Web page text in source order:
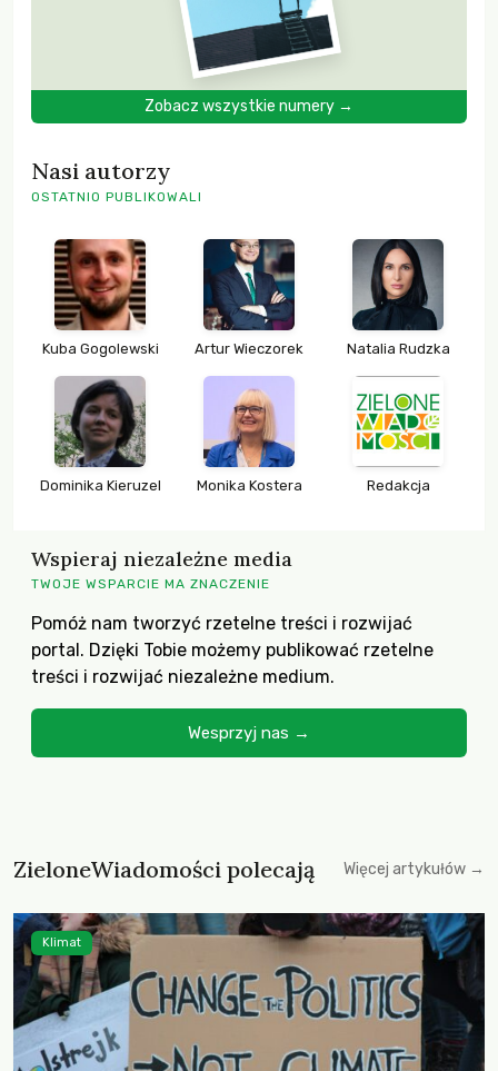
Zobacz wszystkie numery →
Nasi autorzy
OSTATNIO PUBLIKOWALI
Kuba Gogolewski Artur Wieczorek Natalia Rudzka
Dominika Kieruzel Monika Kostera Redakcja
Wspieraj niezależne media
TWOJE WSPARCIE MA ZNACZENIE
Pomóż nam tworzyć rzetelne treści i rozwijać
portal. Dzięki Tobie możemy publikować rzetelne
treści i rozwijać niezależne medium.
Wesprzyj nas →
ZieloneWiadomości polecają Więcej artykułów →
Klimat